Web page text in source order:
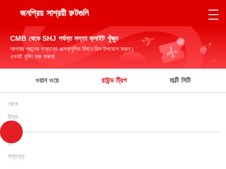
জনপ্রিয় সাশ্রয়ী রুটগুলি
CMB থেকে SHJ পর্যন্ত সস্তা ফ্লাইট খুঁজুন
আপনার পছন্দের গন্তব্যে এক্সক্লুসিভ বিমান ডিল উপভোগ করুন।
এখনই বুকিং শুরু করুন!
ওয়ান ওয়ে রাউন্ড ট্রিপ মাল্টি সিটি
থেকে
উৎস
তে
গন্তব্য